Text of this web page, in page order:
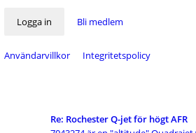
Logga in Bli medlem
Användarvillkor Integritetspolicy
Re: Rochester Q-jet för högt AFR